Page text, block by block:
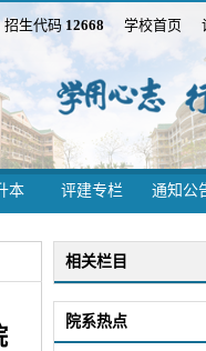
招生代码12668 学校首页
本 评建专栏 通知公
相关栏目
院系热点